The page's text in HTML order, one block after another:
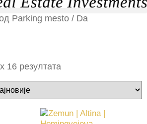
Parking mesto / Da
16 резултата